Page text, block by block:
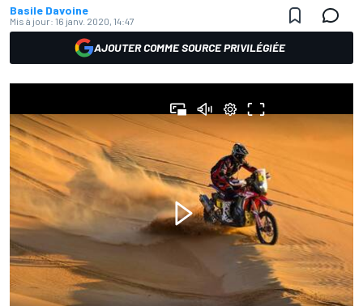
Basile Davoine
Mis à jour: 16 janv. 2020, 14:47
AJOUTER COMME SOURCE PRIVILÉGIÉE